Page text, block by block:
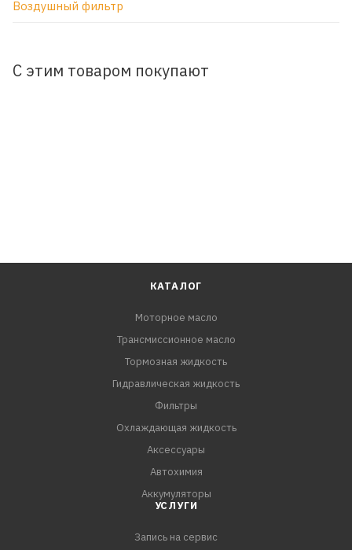
Воздушный фильтр
С этим товаром покупают
КАТАЛОГ
Моторное масло
Трансмиссионное масло
Тормозная жидкость
Гидравлическая жидкость
Фильтры
Охлаждающая жидкость
Аксессуары
Автохимия
Аккумуляторы
УСЛУГИ
Запись на сервис